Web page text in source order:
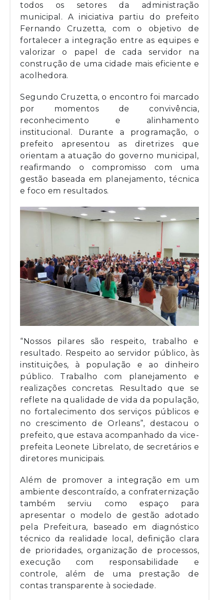
todos os setores da administração
municipal. A iniciativa partiu do prefeito
Fernando Cruzetta, com o objetivo de
fortalecer a integração entre as equipes e
valorizar o papel de cada servidor na
construção de uma cidade mais eficiente e
acolhedora.
Segundo Cruzetta, o encontro foi marcado
por momentos de convivência,
reconhecimento e alinhamento
institucional. Durante a programação, o
prefeito apresentou as diretrizes que
orientam a atuação do governo municipal,
reafirmando o compromisso com uma
gestão baseada em planejamento, técnica
e foco em resultados.
“Nossos pilares são respeito, trabalho e
resultado. Respeito ao servidor público, às
instituições, à população e ao dinheiro
público. Trabalho com planejamento e
realizações concretas. Resultado que se
reflete na qualidade de vida da população,
no fortalecimento dos serviços públicos e
no crescimento de Orleans”, destacou o
prefeito, que estava acompanhado da vice-
prefeita Leonete Librelato, de secretários e
diretores municipais.
Além de promover a integração em um
ambiente descontraído, a confraternização
também serviu como espaço para
apresentar o modelo de gestão adotado
pela Prefeitura, baseado em diagnóstico
técnico da realidade local, definição clara
de prioridades, organização de processos,
execução com responsabilidade e
controle, além de uma prestação de
contas transparente à sociedade.